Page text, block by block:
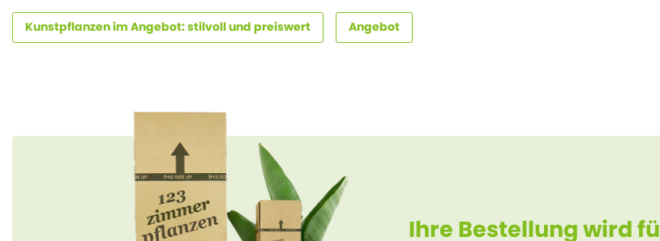
Kunstpflanzen im Angebot: stilvoll und preiswert Angebot
Ihre Bestellung wird